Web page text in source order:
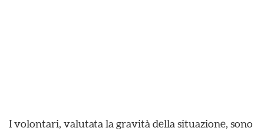
I volontari, valutata la gravità della situazione, sono